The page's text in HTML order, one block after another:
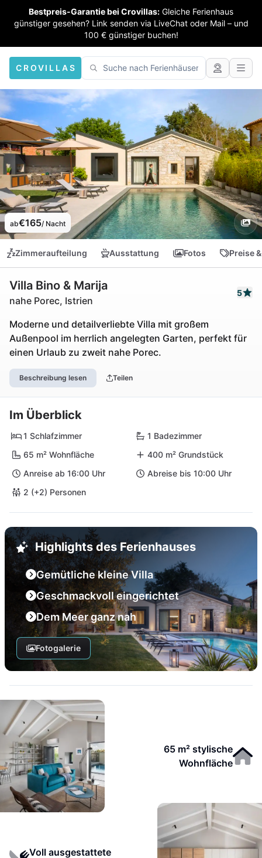
Bestpreis-Garantie bei Crovillas: Gleiche Ferienhaus
günstiger gesehen? Link senden via LiveChat oder Mail – und
100 € günstiger buchen!
CROVILLAS
ab€165/ Nacht
Zimmeraufteilung Ausstattung Fotos Preise
Villa Bino & Marija
nahe Porec, Istrien
5
Moderne und detailverliebte Villa mit großem
Außenpool im herrlich angelegten Garten, perfekt für
einen Urlaub zu zweit nahe Porec.
Beschreibung lesen Teilen
Im Überblick
1 Schlafzimmer
1 Badezimmer
65 m² Wohnfläche
400 m² Grundstück
Anreise ab 16:00 Uhr
Abreise bis 10:00 Uhr
2 (+2) Personen
Highlights des Ferienhauses
Gemütliche kleine Villa
Geschmackvoll eingerichtet
Dem Meer ganz nah
Fotogalerie
65 m² stylische
Wohnfläche
Voll ausgestattete